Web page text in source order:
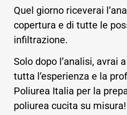
Quel giorno riceverai
copertura e di tutte le
infiltrazione.
Solo dopo l’analisi, avrai
tutta l’esperienza e la
Poliurea Italia per la
poliurea cucita su misura!